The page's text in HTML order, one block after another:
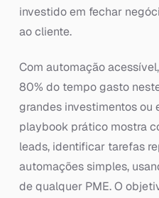
investido em fechar
ao cliente.
Com automação
80% do tempo gasto
grandes investimentos ou
playbook prático mostra
leads, identificar tarefas
automações simples,
de qualquer PME. O